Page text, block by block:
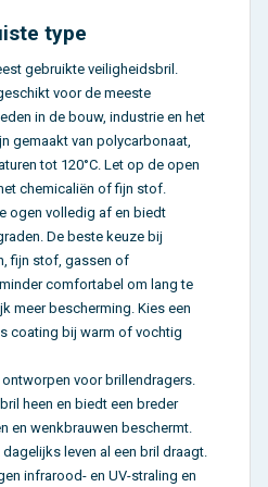
type
gebruikte veiligheidsbril.
voor de meeste
in de bouw, industrie en het
gemaakt van polycarbonaat,
tot 120°C. Let op de open
chemicaliën of fijn stof.
ogen volledig af en biedt
De beste keuze bij
fijn stof, gassen of
comfortabel om lang te
meer bescherming. Kies een
coating bij warm of vochtig
voor brillendragers.
heen en biedt een breder
en wenkbrauwen beschermt.
leven al een bril draagt.
infrarood- en UV-straling en